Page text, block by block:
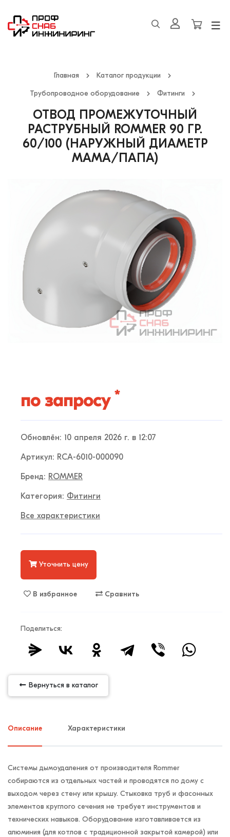
Главная Каталог продукции
Трубопроводное оборудование Фитинги
ОТВОД ПРОМЕЖУТОЧНЫЙ
РАСТРУБНЫЙ ROMMER 90 ГР.
60/100 (НАРУЖНЫЙ ДИАМЕТР
МАМА/ПАПА)
по запросу *
Обновлён: 10 апреля 2026 г. в 12:07
Артикул: RCA-6010-000090
Бренд: ROMMER
Категория: Фитинги
Все характеристики
Уточнить цену
В избранное Сравнить
Поделиться:
Вернуться в каталог
Описание Характеристики
Системы дымоудаления от производителя Rommer
собираются из отдельных частей и проводятся по дому с
выходом через стену или крышу. Стыковка труб и фасонных
элементов круглого сечения не требует инструментов и
технических навыков. Оборудование изготавливается из
алюминия (для котлов с традиционной закрытой камерой) или